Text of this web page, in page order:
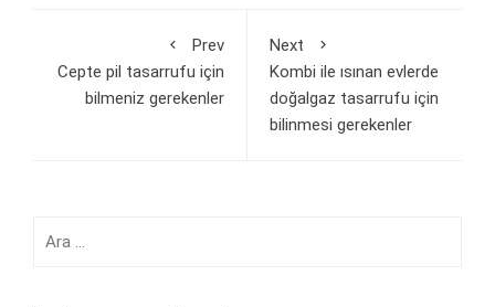
Prev
Cepte pil tasarrufu için
bilmeniz gerekenler
Next
Kombi ile ısınan evlerde
doğalgaz tasarrufu için
bilinmesi gerekenler